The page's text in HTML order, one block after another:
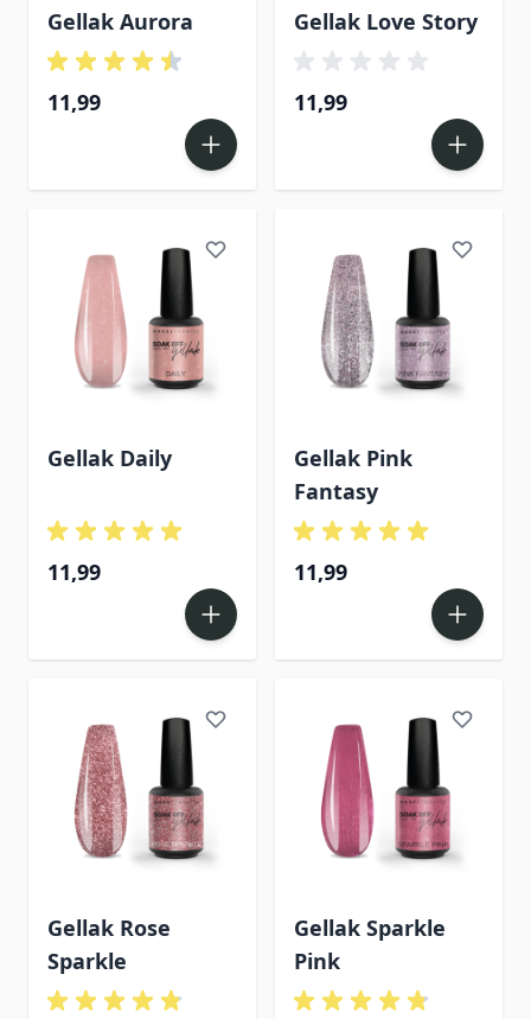
Gellak Aurora
11,99
Gellak Love Story
11,99
Gellak Daily
11,99
Gellak Pink
Fantasy
11,99
Gellak Rose
Sparkle
Gellak Sparkle
Pink